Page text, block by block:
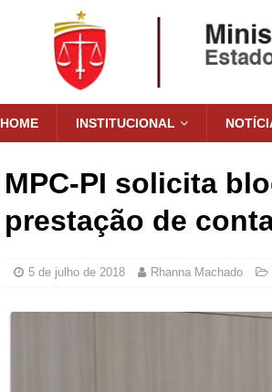
HOME INSTITUCIONAL
MPC-PI solicita
prestação de
5 de julho de 2018 Rhanna Machado